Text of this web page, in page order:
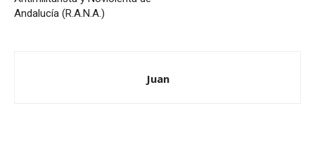
Andalucía (R.A.N.A.)
Juan